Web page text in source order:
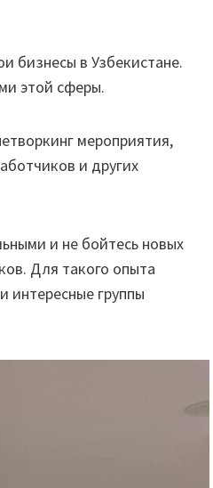
бизнесы в Узбекистане.
этой сферы.
мероприятия,
и других
и не бойтесь новых
Для такого опыта
интересные группы